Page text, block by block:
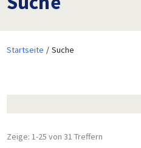
Startseite Suche
Zeige: 1-25 von 31 Treffern